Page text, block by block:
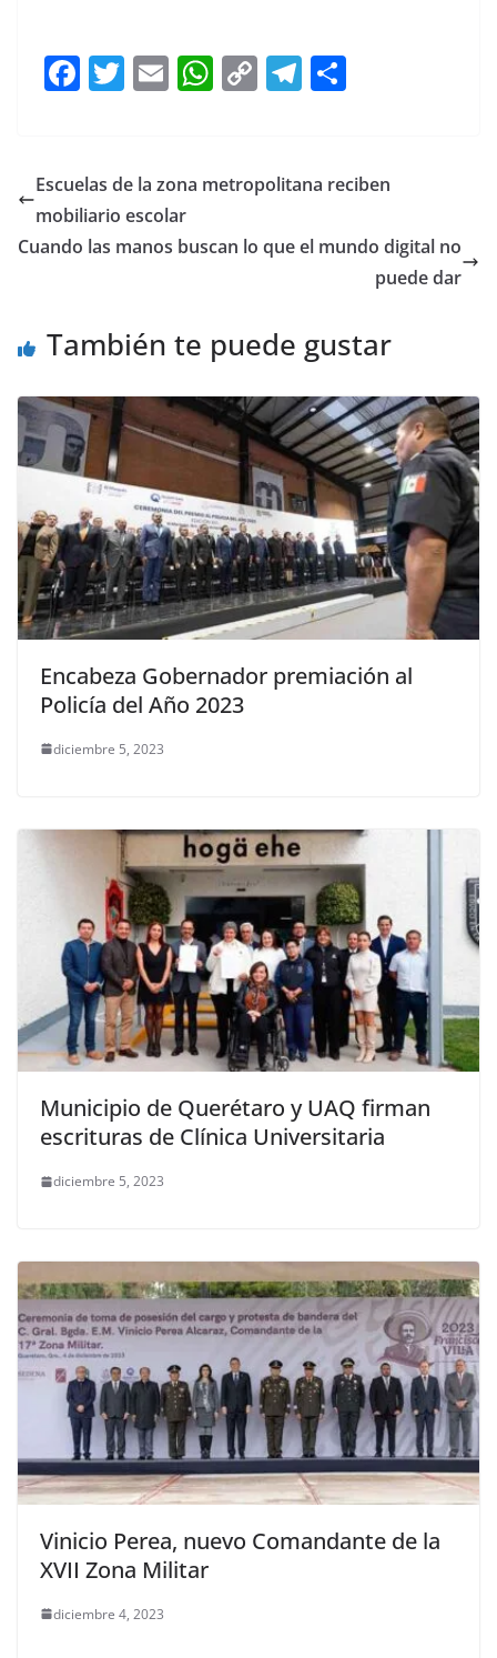
F
e
b
o
T
er
E
l
W
s
p
C
y
n
T
gr
m
e
Escuelas de la zona metropolitana reciben
mobiliario escolar
Cuando las manos buscan lo que el mundo digital no
puede dar
También te puede gustar
Encabeza Gobernador premiación al
Policía del Año 2023
diciembre 5, 2023
Municipio de Querétaro y UAQ firman
escrituras de Clínica Universitaria
diciembre 5, 2023
Vinicio Perea, nuevo Comandante de la
XVII Zona Militar
diciembre 4, 2023